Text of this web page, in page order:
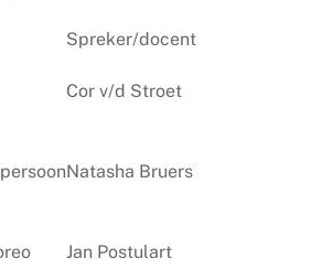
Spreker/docent
Cor v/d Stroet
Natasha Bruers
Jan Postulart